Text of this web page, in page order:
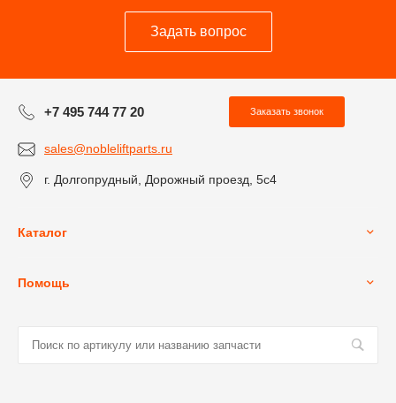
Задать вопрос
+7 495 744 77 20 Заказать звонок
sales@nobleliftparts.ru
г. Долгопрудный, Дорожный проезд, 5с4
Каталог
Помощь